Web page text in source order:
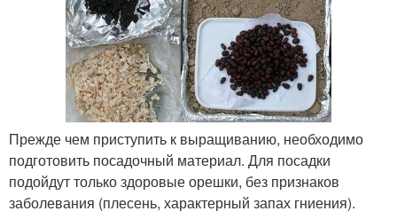
Прежде чем приступить к выращиванию, необходимо
подготовить посадочный материал. Для посадки
подойдут только здоровые орешки, без признаков
заболевания (плесень, характерный запах гниения).